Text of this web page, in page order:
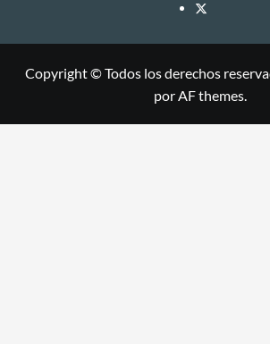
Copyright © Todos los derechos
por AF themes.